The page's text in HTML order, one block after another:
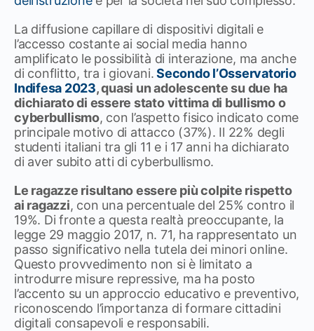
La diffusione capillare di dispositivi digitali e
l’accesso costante ai social media hanno
amplificato le possibilità di interazione, ma anche
di conflitto, tra i giovani.Secondo l’Osservatorio
Indifesa 2023, quasi un adolescente su due ha
dichiarato di essere stato vittima di bullismo o
cyberbullismo, con l’aspetto fisico indicato come
principale motivo di attacco (37%). Il 22% degli
studenti italiani tra gli 11 e i 17 anni ha dichiarato
di aver subito atti di cyberbullismo.
Le ragazze risultano essere più colpite rispetto
ai ragazzi, con una percentuale del 25% contro il
19%. Di fronte a questa realtà preoccupante, la
legge 29 maggio 2017, n. 71, ha rappresentato un
passo significativo nella tutela dei minori online.
Questo provvedimento non si è limitato a
introdurre misure repressive, ma ha posto
l’accento su un approccio educativo e preventivo,
riconoscendo l’importanza di formare cittadini
digitali consapevoli e responsabili. ​